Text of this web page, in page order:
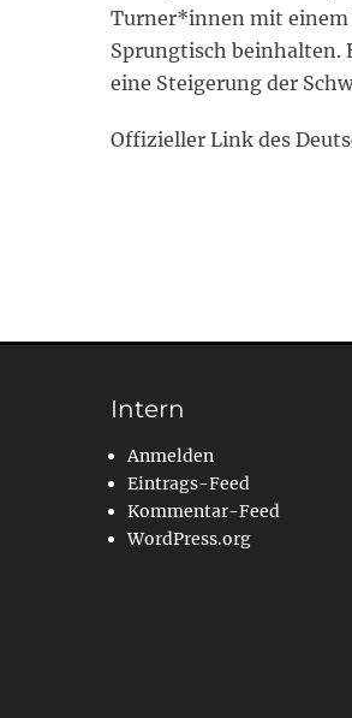
Turner*innen mit einem
Sprungtisch beinhalten.
eine Steigerung der
Offizieller Link des
Intern
Anmelden
Eintrags-Feed
Kommentar-Feed
WordPress.org